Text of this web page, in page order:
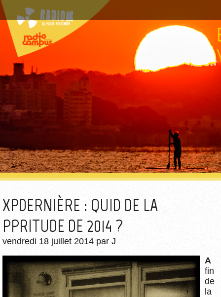
XPDERNIÈRE : QUID DE LA
PPRITUDE DE 2014 ?
vendredi 18 juillet 2014 par J
A
fin
de
la